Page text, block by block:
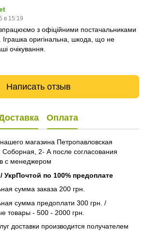
в 15:19
з офіційними постачальниками
Іграшка оригінальна, шкода, що не
очікування.
Написать отзыв
Оплата
магазина Петропавловская
Соборная, 2- А после согласования
с менеджером
УкрПочтой по 100% предоплате
сумма заказа 200 грн.
сумма предоплати 300 грн. /
товары - 500 - 2000 грн.
доставки производится получателем